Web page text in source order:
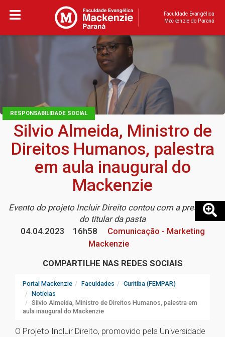
Faculdade Evangélica
Mackenzie do Paraná
RESPONSABILIDADE SOCIAL
Silvio Almeida, Ministro de
Direitos Humanos, palestra
em aula inaugural do
Mackenzie
Evento do projeto Incluir Direito contou com a presença
do titular da pasta
04.04.2023
16h58
Comunicação - Marketing
Mackenzie
COMPARTILHE NAS REDES SOCIAIS
Portal Mackenzie Faculdades
Curitiba (FEMPAR)
Notícias
Silvio Almeida, Ministro de Direitos Humanos, palestra em
aula inaugural do Mackenzie
O Projeto Incluir Direito, promovido pela Universidade